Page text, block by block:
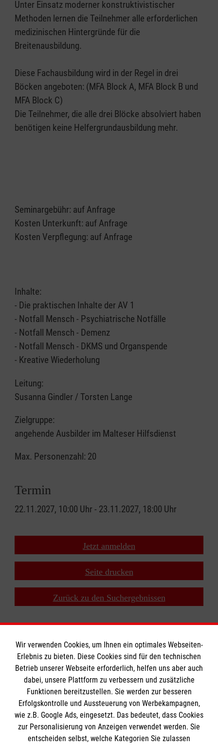
Unter Einsatz moderner konstruktivistischer
Methoden lernen die Teilnehmer alle erforderlichen
medizinischen Hintergründe für die
Breitenausbildung.
Diese Fachausbildung wird in der Regel in drei
Böcken angeboten: (MFA Block A, MFA Block B und
MFA Block C)
Die Teilnehmer, die alle drei Blöcke absolviert haben
benötigen keine Helfergrundausbildung mehr.
Seminargebühr: auf Anfrage
Kosten Unterkunft: auf Anfrage
Kosten Verpflegung: auf Anfrage
Inhalte:
- Die praktischen Inhalte der AV 1
- Notfall Mensch - Psychiatrische Notfälle
- Notfall Mensch - Demenz
- Notfall Mensch - DKMS und Organspende
- Kreative Wiederholung
Leitung:
Susanna Gindler / Torsten Lange
Zielgruppe:
angehende Ausbilder im Malteser Hilfsdienst
Max. Personenzahl: 20
Termin
22.11.2027, 10:00 Uhr - 23.11.2027, 18:00 Uhr
Jetzt anmelden
Seite drucken
Zurück zu den Suchergebnissen
Informationen
Impressum
Datenschutz
Kontakt
Die Malteser
Wir verwenden Cookies, um Ihnen ein optimales Webseiten-
Erlebnis zu bieten. Diese Cookies sind für den technischen
Betrieb unserer Webseite erforderlich, helfen uns aber auch
dabei, unsere Plattform zu verbessern und zusätzliche
Funktionen bereitzustellen. Sie werden zur besseren
Erfolgskontrolle und Aussteuerung von Werbekampagnen,
wie z.B. Google Ads, eingesetzt. Das bedeutet, dass Cookies
zur Personalisierung von Anzeigen verwendet werden. Sie
entscheiden selbst, welche Kategorien Sie zulassen